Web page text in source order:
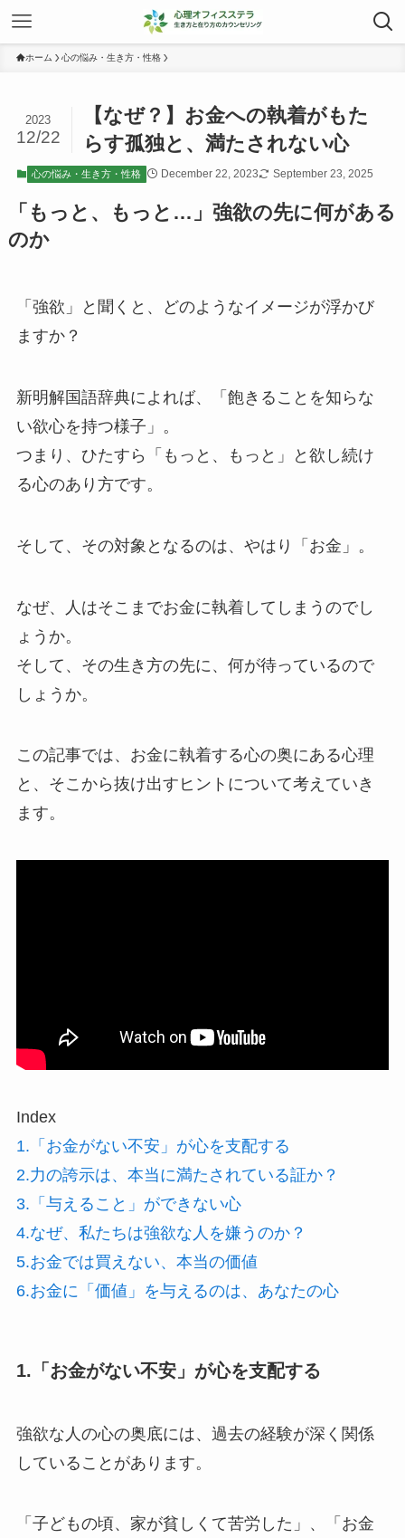
ホーム 心の悩み・生き方・性格
【なぜ？】お金への執着がもた
らす孤独と、満たされない心
2023
12/22
心の悩み・生き方・性格 December 22, 2023 September 23, 2025
「もっと、もっと…」強欲の先に何がある
のか
「強欲」と聞くと、どのようなイメージが浮かび
ますか？
新明解国語辞典によれば、「飽きることを知らな
い欲心を持つ様子」。
つまり、ひたすら「もっと、もっと」と欲し続け
る心のあり方です。
そして、その対象となるのは、やはり「お金」。
なぜ、人はそこまでお金に執着してしまうのでし
ょうか。
そして、その生き方の先に、何が待っているので
しょうか。
この記事では、お金に執着する心の奥にある心理
と、そこから抜け出すヒントについて考えていき
ます。
Index
1.「お金がない不安」が心を支配する
2.力の誇示は、本当に満たされている証か？
3.「与えること」ができない心
4.なぜ、私たちは強欲な人を嫌うのか？
5.お金では買えない、本当の価値
6.お金に「価値」を与えるのは、あなたの心
1.「お金がない不安」が心を支配する
強欲な人の心の奥底には、過去の経験が深く関係
していることがあります。
「子どもの頃、家が貧しくて苦労した」、「お金